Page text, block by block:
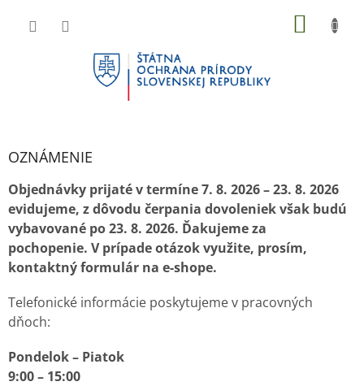
OZNÁMENIE
Objednávky prijaté v termíne 7. 8. 2026 – 23. 8. 2026
evidujeme, z dôvodu čerpania dovoleniek však budú
vybavované po 23. 8. 2026. Ďakujeme za
pochopenie. V prípade otázok využite, prosím,
kontaktný formulár na e-shope.
Telefonické informácie poskytujeme v pracovných
dňoch:
Pondelok – Piatok
9:00 – 15:00